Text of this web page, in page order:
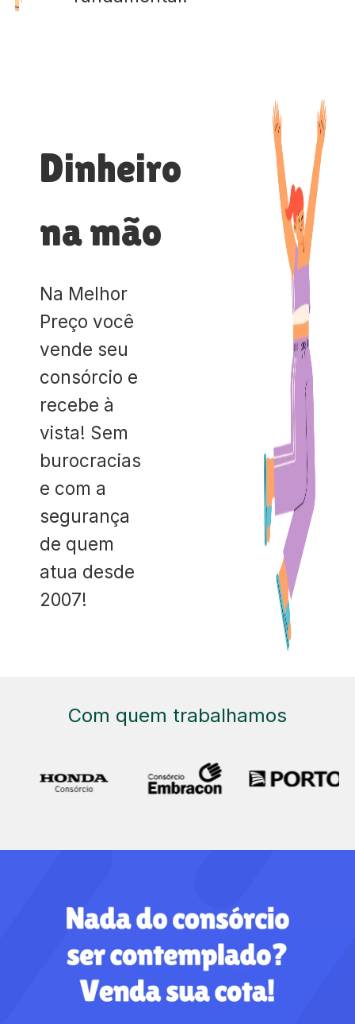
Dinheiro
na mão
Na Melhor
Preço você
vende seu
consórcio e
recebe à
vista! Sem
burocracias
e com a
segurança
de quem
atua desde
2007!
Com quem trabalhamos